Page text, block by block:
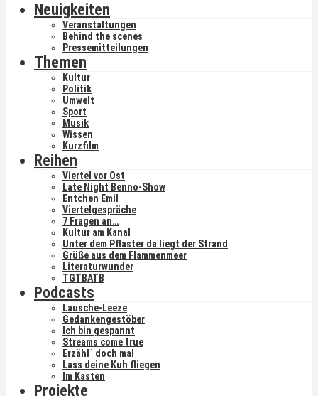
Neuigkeiten
Veranstaltungen
Behind the scenes
Pressemitteilungen
Themen
Kultur
Politik
Umwelt
Sport
Musik
Wissen
Kurzfilm
Reihen
Viertel vor Ost
Late Night Benno-Show
Entchen Emil
Viertelgespräche
7 Fragen an…
Kultur am Kanal
Unter dem Pflaster da liegt der Strand
Grüße aus dem Flammenmeer
Literaturwunder
TGTBATB
Podcasts
Lausche-Leeze
Gedankengestöber
Ich bin gespannt
Streams come true
Erzähl´ doch mal
Lass deine Kuh fliegen
Im Kasten
Projekte